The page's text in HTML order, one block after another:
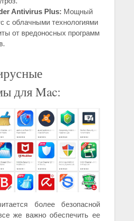
Antivirus Plus: Мощный
с облачными технологиями
от вредоносных программ
для Mac:
более безопасной
же важно обеспечить ее